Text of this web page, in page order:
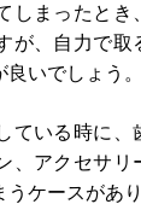
しまったとき
が、自力で取
いでしょう。
ている時に、
、アクセサリ
ケースがあり